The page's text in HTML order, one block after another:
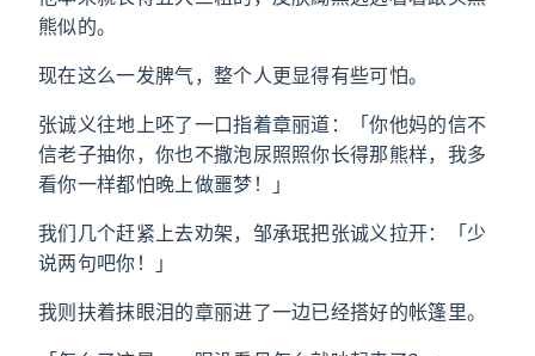
熊似的。
现在这么一发脾气，整个人更显得有些可怕。
张诚义往地上呸了一口指着章丽道：「你他妈的信不
信老子抽你，你也不撒泡尿照照你长得那熊样，我多
看你一样都怕晚上做噩梦！」
我们几个赶紧上去劝架，邹承珉把张诚义拉开：「少
说两句吧你！」
我则扶着抹眼泪的章丽进了一边已经搭好的帐篷里。